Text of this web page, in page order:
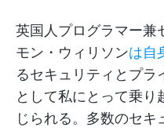
英国人プログラマー兼
モン・ウィリソンは自
るセキュリティとプラ
として私にとって乗
じられる。多数のセキ